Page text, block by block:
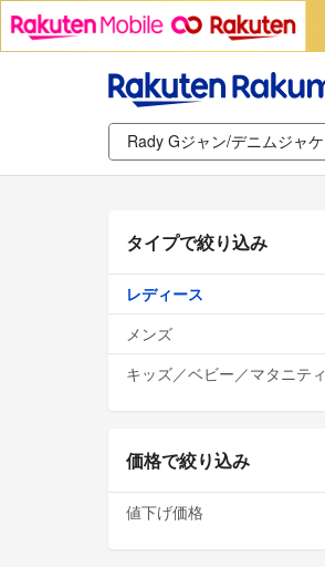
タイプで絞り込み
レディース
メンズ
キッズ／ベビー／マタニティ
価格で絞り込み
値下げ価格